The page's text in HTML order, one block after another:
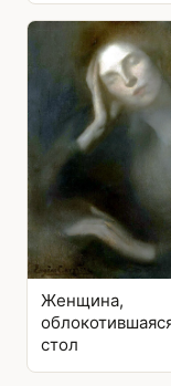
Женщина,
стол